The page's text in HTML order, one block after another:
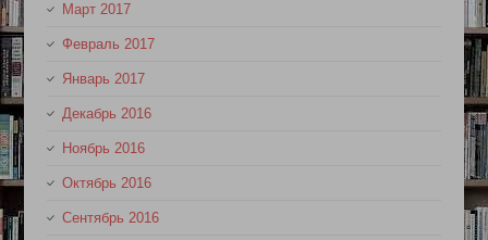
Март 2017
Февраль 2017
Январь 2017
Декабрь 2016
Ноябрь 2016
Октябрь 2016
Сентябрь 2016